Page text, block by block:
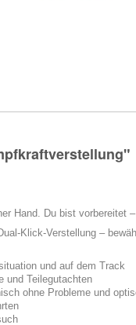
Hand. Du bist
Klick-Verstellung –
und auf dem Track
und Teilegutachten
ohne Probleme und